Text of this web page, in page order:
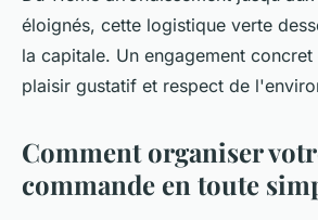
éloignés, cette logistique verte
la capitale. Un engagement
plaisir gustatif et respect de
Comment organiser
commande en toute